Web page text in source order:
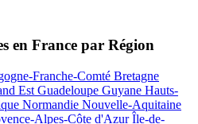
en France par Région
Franche-Comté Bretagne
Est Guadeloupe Guyane Hauts-
Normandie Nouvelle-Aquitaine
Alpes-Côte d'AzurÎle-de-